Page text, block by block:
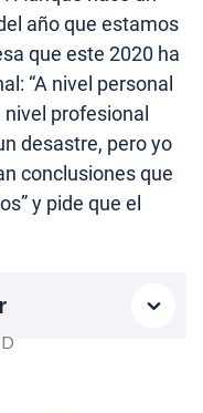
año que estamos
que este 2020 ha
“A nivel personal
nivel profesional
desastre, pero yo
conclusiones que
y pide que el